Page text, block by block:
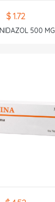
$ 1.72
500 MG